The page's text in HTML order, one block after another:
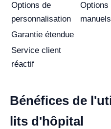
Options de
personnalisation
Options
manuels
Garantie étendue
Service client
réactif
Bénéfices de
lits d'hôpital